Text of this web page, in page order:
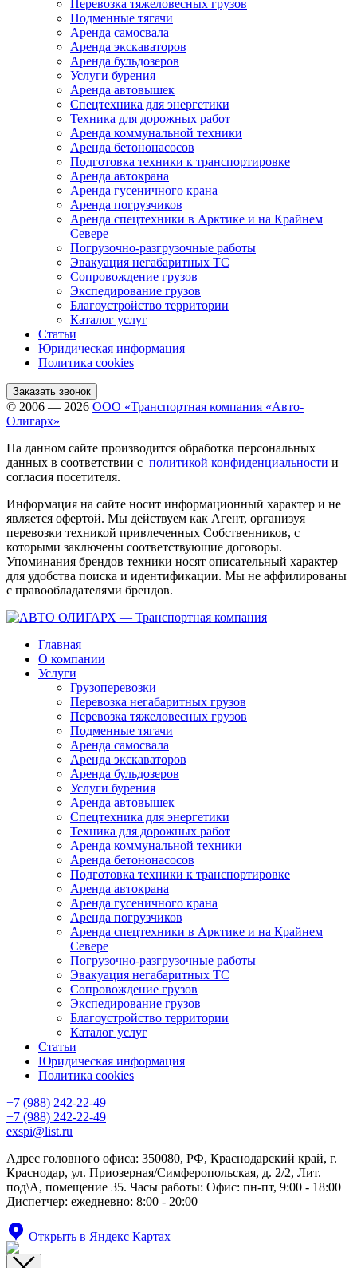
Перевозка тяжеловесных грузов
Подменные тягачи
Аренда самосвала
Аренда экскаваторов
Аренда бульдозеров
Услуги бурения
Аренда автовышек
Спецтехника для энергетики
Техника для дорожных работ
Аренда коммунальной техники
Аренда бетононасосов
Подготовка техники к транспортировке
Аренда автокрана
Аренда гусеничного крана
Аренда погрузчиков
Аренда спецтехники в Арктике и на Крайнем
Севере
Погрузочно-разгрузочные работы
Эвакуация негабаритных ТС
Сопровождение грузов
Экспедирование грузов
Благоустройство территории
Каталог услуг
Статьи
Юридическая информация
Политика cookies
Заказать звонок
© 2006 — 2026 ООО «Транспортная компания «Авто-
Олигарх»
На данном сайте производится обработка персональных
данных в соответствии с политикой конфиденциальности и
согласия посетителя.
Информация на сайте носит информационный характер и не
является офертой. Мы действуем как Агент, организуя
перевозки техникой привлеченных Собственников, с
которыми заключены соответствующие договоры.
Упоминания брендов техники носят описательный характер
для удобства поиска и идентификации. Мы не аффилированы
с правообладателями брендов.
Главная
О компании
Услуги
Грузоперевозки
Перевозка негабаритных грузов
Перевозка тяжеловесных грузов
Подменные тягачи
Аренда самосвала
Аренда экскаваторов
Аренда бульдозеров
Услуги бурения
Аренда автовышек
Спецтехника для энергетики
Техника для дорожных работ
Аренда коммунальной техники
Аренда бетононасосов
Подготовка техники к транспортировке
Аренда автокрана
Аренда гусеничного крана
Аренда погрузчиков
Аренда спецтехники в Арктике и на Крайнем
Севере
Погрузочно-разгрузочные работы
Эвакуация негабаритных ТС
Сопровождение грузов
Экспедирование грузов
Благоустройство территории
Каталог услуг
Статьи
Юридическая информация
Политика cookies
+7 (988) 242-22-49
+7 (988) 242-22-49
exspi@list.ru
Адрес головного офиса: 350080, РФ, Краснодарский край, г.
Краснодар, ул. Приозерная/Симферопольская, д. 2/2, Лит.
под\А, помещение 35. Часы работы: Офис: пн-пт, 9:00 - 18:00
Диспетчер: ежедневно: 8:00 - 20:00
Открыть в Яндекс Картах